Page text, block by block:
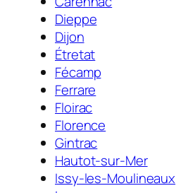
Dieppe
Dijon
Étretat
Fécamp
Ferrare
Floirac
Florence
Gintrac
Hautot-sur-Mer
Issy-les-Moulineaux